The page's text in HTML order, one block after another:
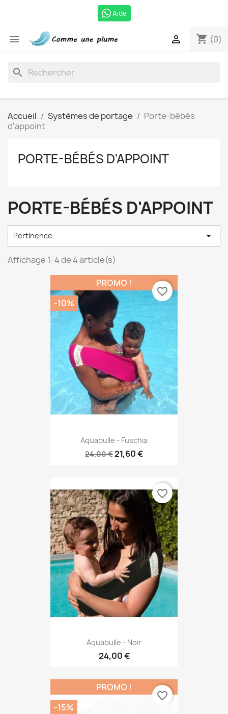
Aide
 shopping_cart (0)

search
Accueil Systèmes de portage
Porte-bébés
d'appoint
PORTE-BÉBÉS D'APPOINT
PORTE-BÉBÉS D'APPOINT
Pertinence 
Affichage 1-4 de 4 article(s)
Aquabulle - Fuschia
24,00 €21,60 €
PROMO !
-10%
favorite_border
Aquabulle - Noir
24,00 €
favorite_border
PROMO !
-15%
favorite_border